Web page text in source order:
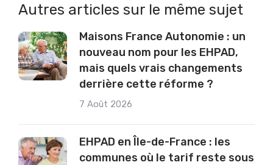
Autres articles sur le même sujet
Maisons France Autonomie : un
nouveau nom pour les EHPAD,
mais quels vrais changements
derrière cette réforme ?
7 Août 2026
EHPAD en Île-de-France : les
communes où le tarif reste sous